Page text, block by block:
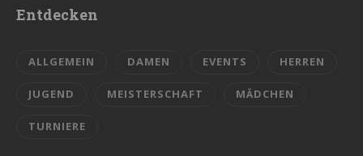
Entdecken
ALLGEMEIN DAMEN EVENTS HERREN
JUGEND MEISTERSCHAFT MÄDCHEN
TURNIERE